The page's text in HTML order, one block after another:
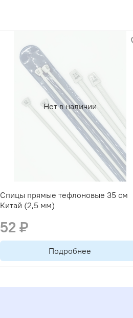
Нет в наличии
Спицы прямые тефлоновые 35 см
Китай (2,5 мм)
52 ₽
Подробнее